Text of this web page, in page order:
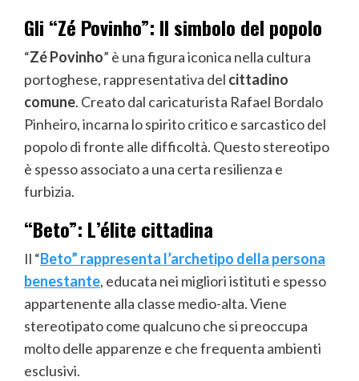
Gli “Zé Povinho”: Il simbolo del popolo
“Zé Povinho” è una figura iconica nella cultura
portoghese, rappresentativa del cittadino
comune. Creato dal caricaturista Rafael Bordalo
Pinheiro, incarna lo spirito critico e sarcastico del
popolo di fronte alle difficoltà. Questo stereotipo
è spesso associato a una certa resilienza e
furbizia.
“Beto”: L’élite cittadina
Il “Beto” rappresenta l’archetipo della persona
benestante, educata nei migliori istituti e spesso
appartenente alla classe medio-alta. Viene
stereotipato come qualcuno che si preoccupa
molto delle apparenze e che frequenta ambienti
esclusivi.